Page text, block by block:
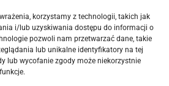
korzystamy z technologii, takich jak
i/lub uzyskiwania dostępu do informacji o
pozwoli nam przetwarzać dane, takie
lub unikalne identyfikatory na tej
lub wycofanie zgody może niekorzystnie
Czytaj dalej